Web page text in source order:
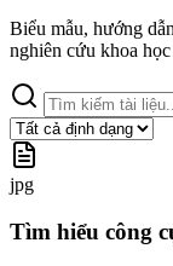
Biểu mẫu, hướng
nghiên cứu khoa
jpg
Tìm hiểu công